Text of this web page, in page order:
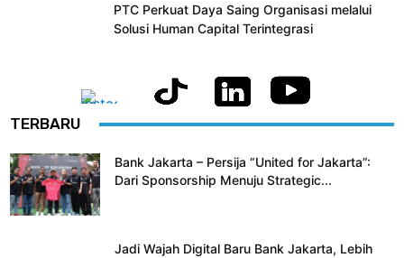
PTC Perkuat Daya Saing Organisasi melalui
Solusi Human Capital Terintegrasi
TERBARU
Bank Jakarta – Persija “United for Jakarta”:
Dari Sponsorship Menuju Strategic...
Jadi Wajah Digital Baru Bank Jakarta, Lebih